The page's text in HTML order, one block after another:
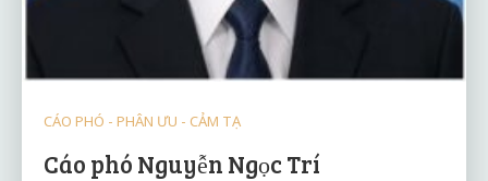
CÁO PHÓ - PHÂN ƯU - CẢM TẠ
Cáo phó Nguyễn Ngọc Trí